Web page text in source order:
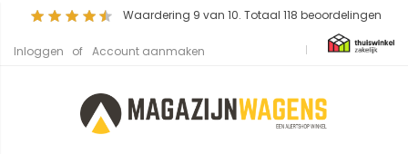
Waardering 9 van 10. Totaal 118 beoordelingen
Inloggen Account aanmaken